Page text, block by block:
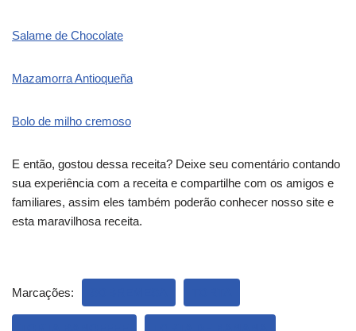
Salame de Chocolate
Mazamorra Antioqueña
Bolo de milho cremoso
E então, gostou dessa receita? Deixe seu comentário contando
sua experiência com a receita e compartilhe com os amigos e
familiares, assim eles também poderão conhecer nosso site e
esta maravilhosa receita.
Marcações: